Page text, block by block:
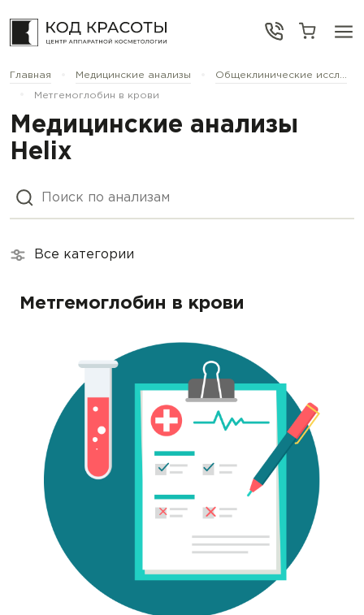
Главная Медицинские анализы Общеклинические иссл...
Метгемоглобин в крови
Медицинские анализы
Helix
Все категории
Метгемоглобин в крови